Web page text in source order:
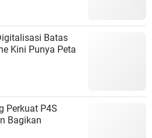
Batas
Kini Punya Peta
Perkuat P4S
Bagikan